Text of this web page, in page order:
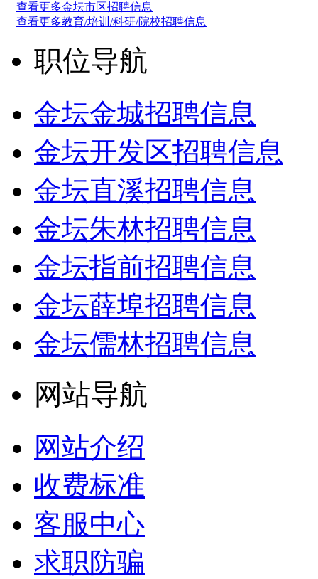
查看更多金坛市区招聘信息
查看更多教育/培训/科研/院校招聘信息
职位导航
金坛金城招聘信息
金坛开发区招聘信息
金坛直溪招聘信息
金坛朱林招聘信息
金坛指前招聘信息
金坛薛埠招聘信息
金坛儒林招聘信息
网站导航
网站介绍
收费标准
客服中心
求职防骗